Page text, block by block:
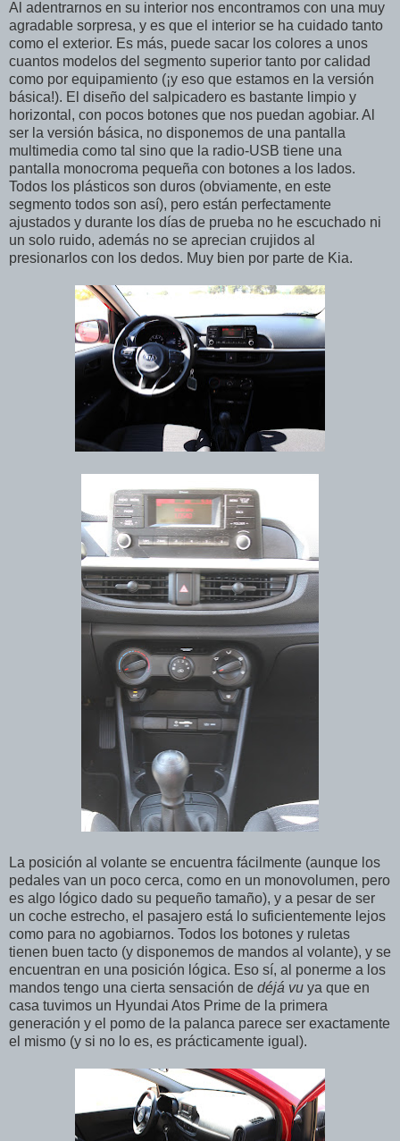
Al adentrarnos en su interior nos encontramos con una muy
agradable sorpresa, y es que el interior se ha cuidado tanto
como el exterior. Es más, puede sacar los colores a unos
cuantos modelos del segmento superior tanto por calidad
como por equipamiento (¡y eso que estamos en la versión
básica!). El diseño del salpicadero es bastante limpio y
horizontal, con pocos botones que nos puedan agobiar. Al
ser la versión básica, no disponemos de una pantalla
multimedia como tal sino que la radio-USB tiene una
pantalla monocroma pequeña con botones a los lados.
Todos los plásticos son duros (obviamente, en este
segmento todos son así), pero están perfectamente
ajustados y durante los días de prueba no he escuchado ni
un solo ruido, además no se aprecian crujidos al
presionarlos con los dedos. Muy bien por parte de Kia.
La posición al volante se encuentra fácilmente (aunque los
pedales van un poco cerca, como en un monovolumen, pero
es algo lógico dado su pequeño tamaño), y a pesar de ser
un coche estrecho, el pasajero está lo suficientemente lejos
como para no agobiarnos. Todos los botones y ruletas
tienen buen tacto (y disponemos de mandos al volante), y se
encuentran en una posición lógica. Eso sí, al ponerme a los
mandos tengo una cierta sensación de déjá vu ya que en
casa tuvimos un Hyundai Atos Prime de la primera
generación y el pomo de la palanca parece ser exactamente
el mismo (y si no lo es, es prácticamente igual).